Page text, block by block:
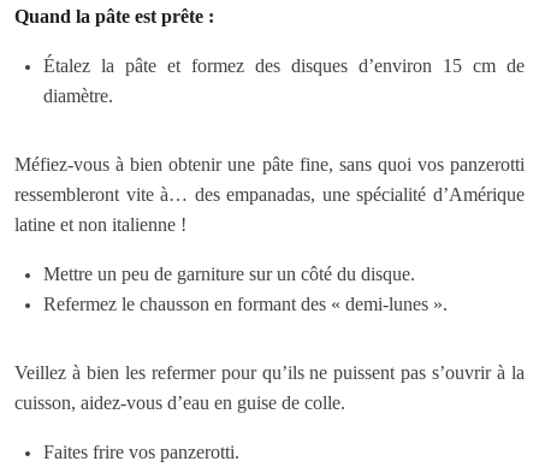
Quand la pâte est prête :
Étalez la pâte et formez des disques d’environ 15 cm de
diamètre.
Méfiez-vous à bien obtenir une pâte fine, sans quoi vos panzerotti
ressembleront vite à… des empanadas, une spécialité d’Amérique
latine et non italienne !
Mettre un peu de garniture sur un côté du disque.
Refermez le chausson en formant des « demi-lunes ».
Veillez à bien les refermer pour qu’ils ne puissent pas s’ouvrir à la
cuisson, aidez-vous d’eau en guise de colle.
Faites frire vos panzerotti.